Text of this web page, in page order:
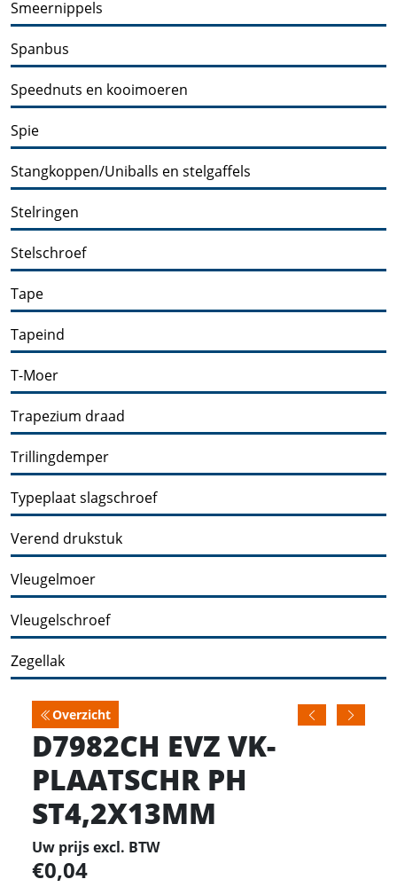
Smeernippels
Spanbus
Speednuts en kooimoeren
Spie
Stangkoppen/Uniballs en stelgaffels
Stelringen
Stelschroef
Tape
Tapeind
T-Moer
Trapezium draad
Trillingdemper
Typeplaat slagschroef
Verend drukstuk
Vleugelmoer
Vleugelschroef
Zegellak
Overzicht
D7982CH EVZ VK-
PLAATSCHR PH
ST4,2X13MM
Uw prijs excl. BTW
0,04